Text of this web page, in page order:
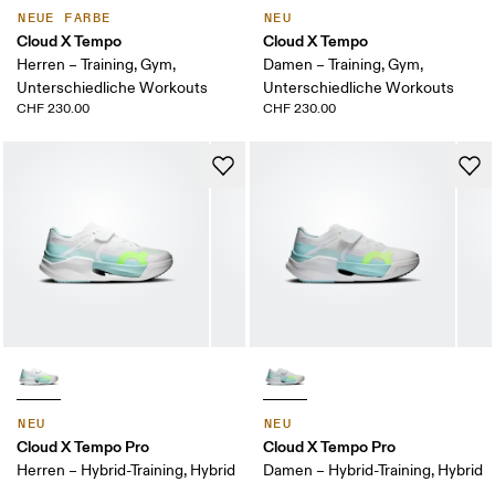
NEUE FARBE
Cloud X Tempo
Herren – Training, Gym,
Unterschiedliche Workouts
CHF 230.00
NEU
Cloud X Tempo
Damen – Training, Gym,
Unterschiedliche Workouts
CHF 230.00
NEU
Cloud X Tempo Pro
Herren – Hybrid-Training, Hybrid
NEU
Cloud X Tempo Pro
Damen – Hybrid-Training, Hybrid